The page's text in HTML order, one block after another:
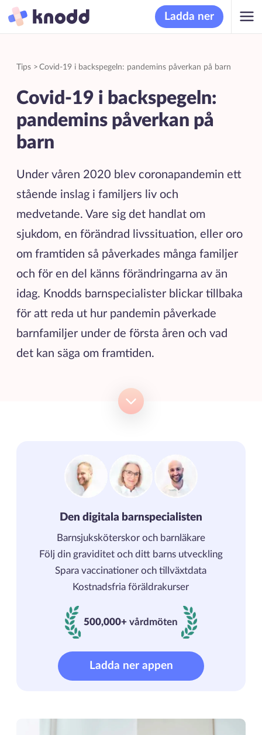
Ladda ner
Tips> Covid-19 i backspegeln: pandemins påverkan på barn
Covid-19 i backspegeln:
pandemins påverkan på
barn
Under våren 2020 blev coronapandemin ett
stående inslag i familjers liv och
medvetande. Vare sig det handlat om
sjukdom, en förändrad livssituation, eller oro
om framtiden så påverkades många familjer
och för en del känns förändringarna av än
idag. Knodds barnspecialister blickar tillbaka
för att reda ut hur pandemin påverkade
barnfamiljer under de första åren och vad
det kan säga om framtiden.
Den digitala barnspecialisten
Barnsjuksköterskor och barnläkare
Följ din graviditet och ditt barns utveckling
Spara vaccinationer och tillväxtdata
Kostnadsfria föräldrakurser
500000+ vårdmöten
500,000+ vårdmöten
Ladda ner appen